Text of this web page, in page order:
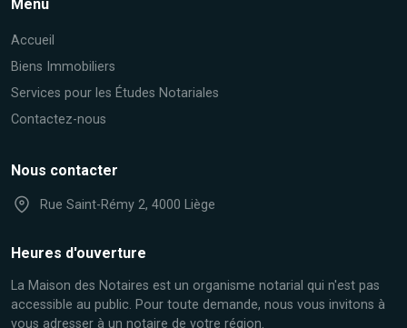
Menu
Accueil
Biens Immobiliers
Services pour les Études Notariales
Contactez-nous
Nous contacter
Rue Saint-Rémy 2, 4000 Liège
Heures d'ouverture
La Maison des Notaires est un organisme notarial qui n'est pas
accessible au public. Pour toute demande, nous vous invitons à
vous adresser à un notaire de votre région.